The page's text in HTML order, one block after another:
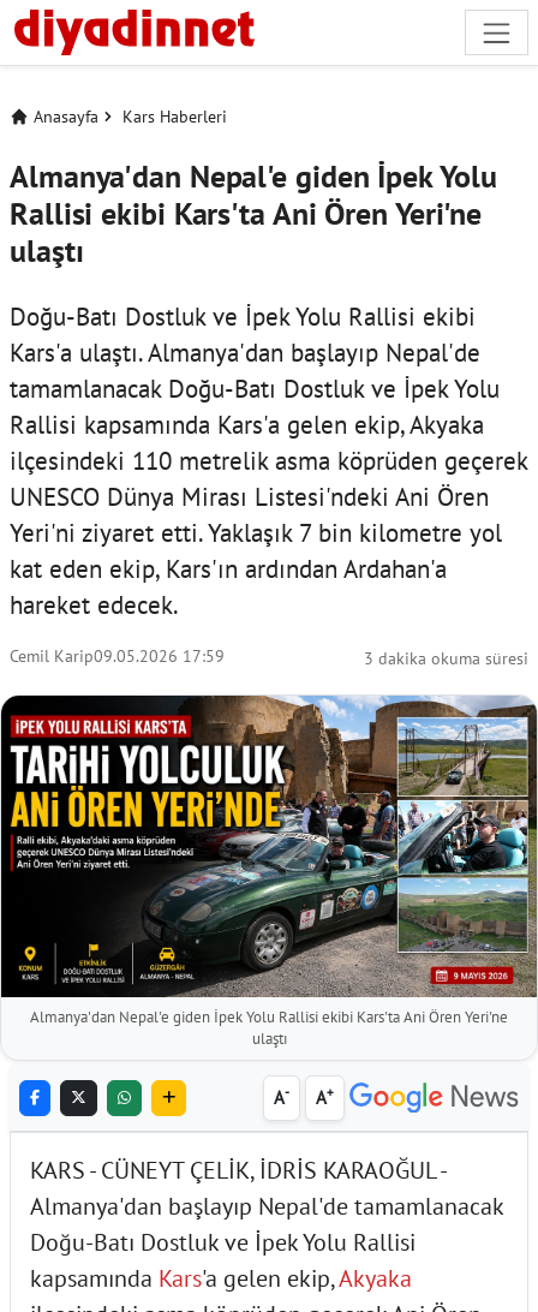
Anasayfa Kars Haberleri
Almanya'dan Nepal'e giden İpek Yolu
Rallisi ekibi Kars'ta Ani Ören Yeri'ne
ulaştı
Doğu-Batı Dostluk ve İpek Yolu Rallisi ekibi
Kars'a ulaştı. Almanya'dan başlayıp Nepal'de
tamamlanacak Doğu-Batı Dostluk ve İpek Yolu
Rallisi kapsamında Kars'a gelen ekip, Akyaka
ilçesindeki 110 metrelik asma köprüden geçerek
UNESCO Dünya Mirası Listesi'ndeki Ani Ören
Yeri'ni ziyaret etti. Yaklaşık 7 bin kilometre yol
kat eden ekip, Kars'ın ardından Ardahan'a
hareket edecek.
Cemil Karip09.05.2026 17:59 3 dakika okuma süresi
Almanya'dan Nepal'e giden İpek Yolu Rallisi ekibi Kars'ta Ani Ören Yeri'ne
ulaştı
A- A+
KARS - CÜNEYT ÇELİK, İDRİS KARAOĞUL -
Almanya'dan başlayıp Nepal'de tamamlanacak
Doğu-Batı Dostluk ve İpek Yolu Rallisi
kapsamında Kars'a gelen ekip,Akyaka